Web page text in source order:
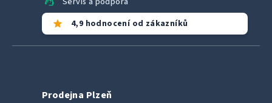
star 4,9 hodnocení od zákazníků
Prodejna Plzeň